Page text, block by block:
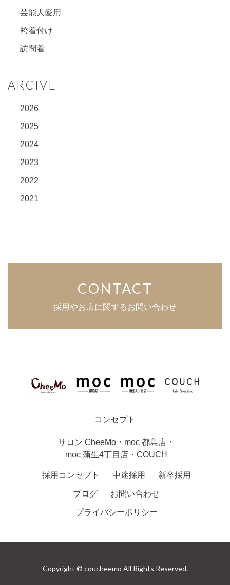
芸能人愛用
袴着付け
訪問着
ARCIVE
2026
2025
2024
2023
2022
2021
CONTACT
採用やお店に関するお問い合わせ
コンセプト
サロン CheeMo ・ moc 都島店 ・
moc 蒲生4丁目店 ・ COUCH
採用コンセプト 中途採用 新卒採用
ブログ お問い合わせ
プライバシーポリシー
Copyright © coucheemo All Rights Reserved.